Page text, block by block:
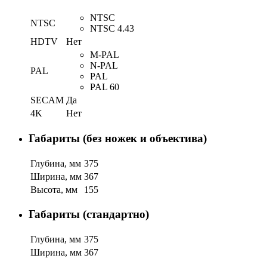
NTSC
NTSC
NTSC 4.43
HDTV
Нет
PAL
M-PAL
N-PAL
PAL
PAL 60
SECAM Да
4K
Нет
Габариты (без ножек и объектива)
Глубина, мм 375
Ширина, мм 367
Высота, мм
155
Габариты (стандартно)
Глубина, мм 375
Ширина, мм 367